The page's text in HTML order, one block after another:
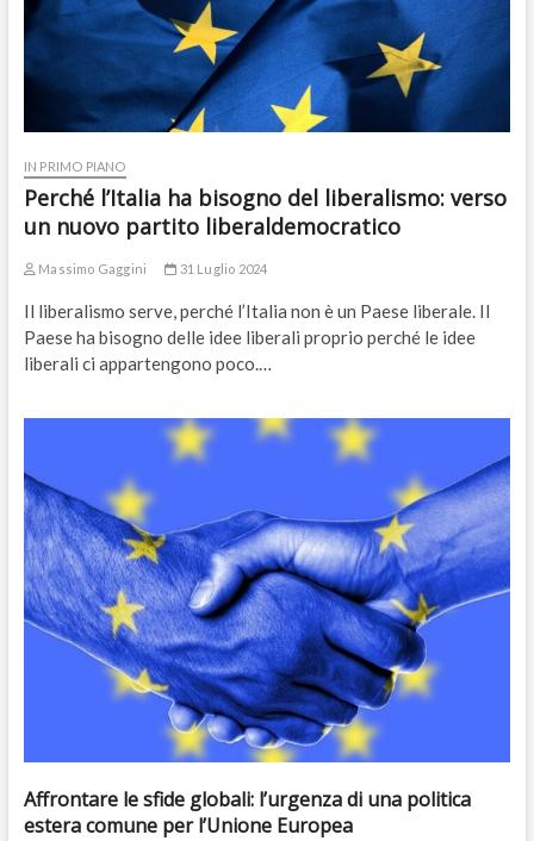
IN PRIMO PIANO
Perché l’Italia ha bisogno del liberalismo: verso
un nuovo partito liberaldemocratico
Massimo Gaggini 31 Luglio 2024
Il liberalismo serve, perché l’Italia non è un Paese liberale. Il
Paese ha bisogno delle idee liberali proprio perché le idee
liberali ci appartengono poco.…
Affrontare le sfide globali: l’urgenza di una politica
estera comune per l’Unione Europea